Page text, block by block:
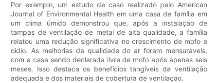
Por exemplo, um estudo de caso realizado pelo American
Journal of Environmental Health em uma casa de família em
um clima úmido demonstrou que, após a instalação de
tampas de ventilação de metal de alta qualidade, a família
relatou uma redução significativa no crescimento de mofo e
oídio. As melhorias da qualidade do ar foram mensuráveis,
com a casa sendo declarada livre de mofo após apenas seis
meses. Isso destaca os benefícios tangíveis da ventilação
adequada e dos materiais de cobertura de ventilação.